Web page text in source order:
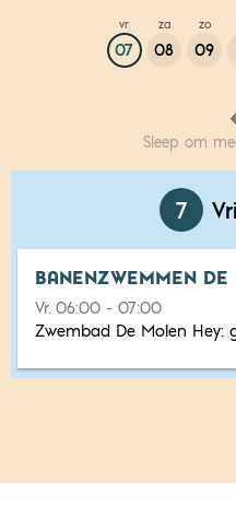
vr
07
za
08
zo
09
Sleep om
7
BANENZWEMMEN
Vr. 06:00 - 07:00
Zwembad De Molen Hey: